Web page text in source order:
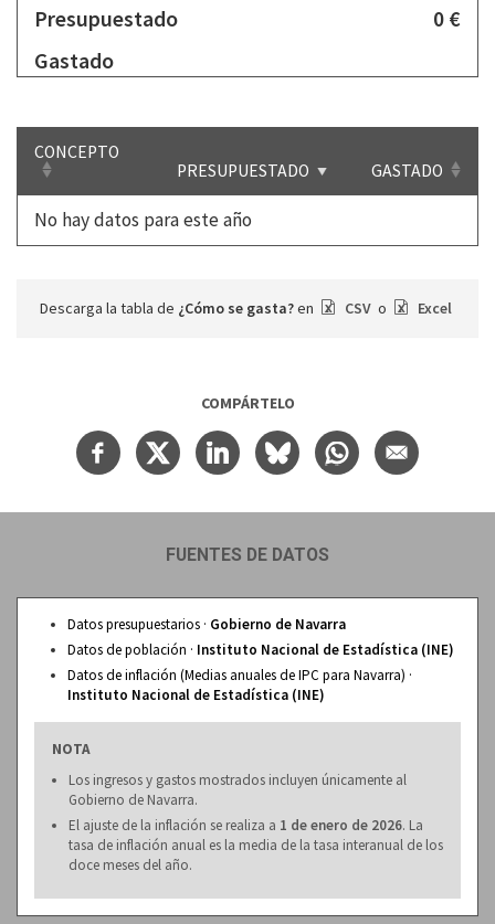
Presupuestado
0 €
Gastado
CONCEPTO
PRESUPUESTADO
GASTADO
No hay datos para este año
Descarga la tabla de ¿Cómo se gasta?en CSV o Excel
COMPÁRTELO
FUENTES DE DATOS
Datos presupuestarios · Gobierno de Navarra
Datos de población · Instituto Nacional de Estadística (INE)
Datos de inflación (Medias anuales de IPC para Navarra) ·
Instituto Nacional de Estadística (INE)
NOTA
Los ingresos y gastos mostrados incluyen únicamente al
Gobierno de Navarra.
El ajuste de la inflación se realiza a 1 de enero de 2026. La
tasa de inflación anual es la media de la tasa interanual de los
doce meses del año.